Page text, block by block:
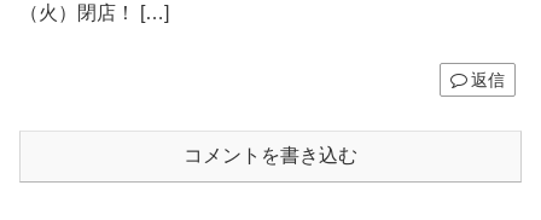
（火）閉店！ […]
返信
コメントを書き込む